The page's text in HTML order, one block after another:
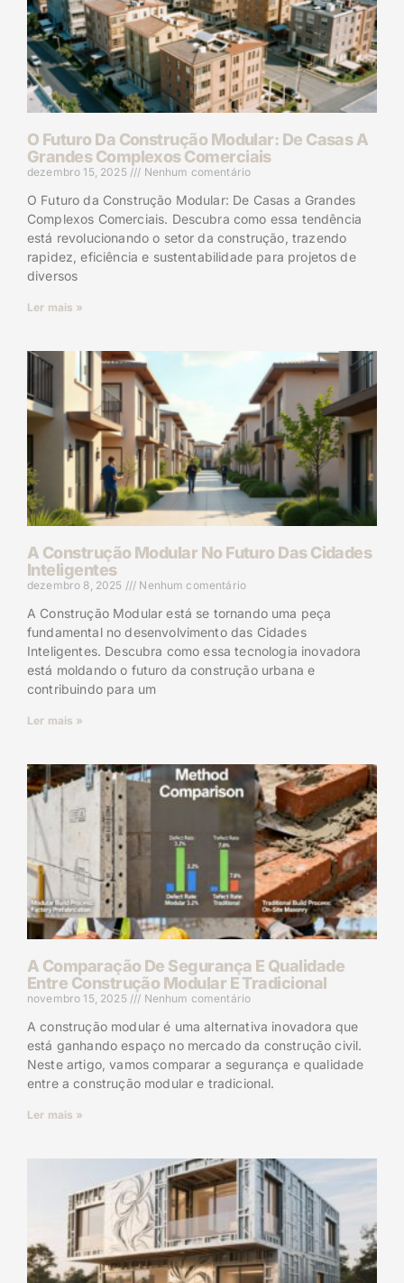
O Futuro Da Construção Modular: De Casas A
Grandes Complexos Comerciais
dezembro 15, 2025 Nenhum comentário
O Futuro da Construção Modular: De Casas a Grandes
Complexos Comerciais. Descubra como essa tendência
está revolucionando o setor da construção, trazendo
rapidez, eficiência e sustentabilidade para projetos de
diversos
Ler mais »
A Construção Modular No Futuro Das Cidades
Inteligentes
dezembro 8, 2025 Nenhum comentário
A Construção Modular está se tornando uma peça
fundamental no desenvolvimento das Cidades
Inteligentes. Descubra como essa tecnologia inovadora
está moldando o futuro da construção urbana e
contribuindo para um
Ler mais »
A Comparação De Segurança E Qualidade
Entre Construção Modular E Tradicional
novembro 15, 2025 Nenhum comentário
A construção modular é uma alternativa inovadora que
está ganhando espaço no mercado da construção civil.
Neste artigo, vamos comparar a segurança e qualidade
entre a construção modular e tradicional.
Ler mais »